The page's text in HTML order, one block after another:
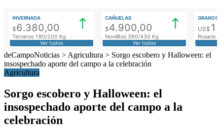
INVERNADA
$6.380,00
Terneros 180/200 Kg
Ver todos
CAÑUELAS
$4.900,00
Novillitos 390/430 Kg
Ver todos
GRANOS
US$
Rosario
deCampoNoticias > Agricultura > Sorgo escobero y Halloween: el
insospechado aporte del campo a la celebración
Agricultura
Sorgo escobero y Halloween: el
insospechado aporte del campo a la
celebración